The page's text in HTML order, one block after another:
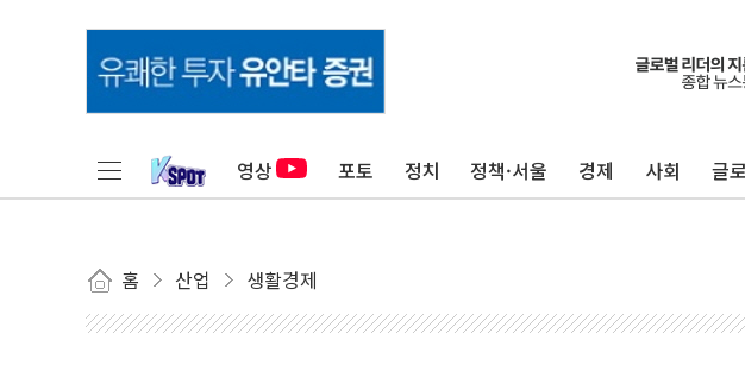
영상 포토 정치 정책·서울 경제 사회 글
홈 산업 생활경제